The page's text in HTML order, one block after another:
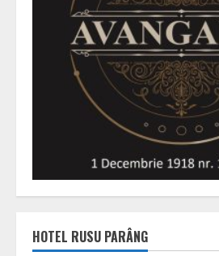
HOTEL RUSU PARÂNG